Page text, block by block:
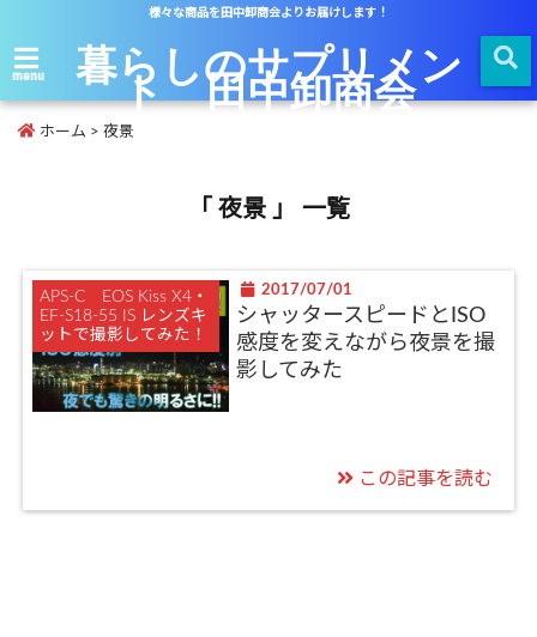
様々な商品を田中卸商会よりお届けします！
menu 暮らしのサプリメン
ト 田中卸商会
ホーム > 夜景
「 夜景 」 一覧
APS-C EOS Kiss X4・
EF-S18-55 IS レンズキ
ットで撮影してみた！
2017/07/01
シャッタースピードとISO
感度を変えながら夜景を撮
影してみた
この記事を読む